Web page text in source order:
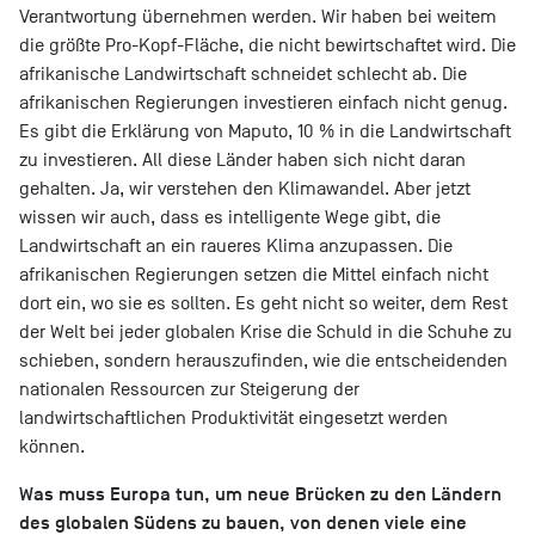
Verantwortung übernehmen werden. Wir haben bei weitem
die größte Pro-Kopf-Fläche, die nicht bewirtschaftet wird. Die
afrikanische Landwirtschaft schneidet schlecht ab. Die
afrikanischen Regierungen investieren einfach nicht genug.
Es gibt die Erklärung von Maputo, 10 % in die Landwirtschaft
zu investieren. All diese Länder haben sich nicht daran
gehalten. Ja, wir verstehen den Klimawandel. Aber jetzt
wissen wir auch, dass es intelligente Wege gibt, die
Landwirtschaft an ein raueres Klima anzupassen. Die
afrikanischen Regierungen setzen die Mittel einfach nicht
dort ein, wo sie es sollten. Es geht nicht so weiter, dem Rest
der Welt bei jeder globalen Krise die Schuld in die Schuhe zu
schieben, sondern herauszufinden, wie die entscheidenden
nationalen Ressourcen zur Steigerung der
landwirtschaftlichen Produktivität eingesetzt werden
können.
Was muss Europa tun, um neue Brücken zu den Ländern
des globalen Südens zu bauen, von denen viele eine